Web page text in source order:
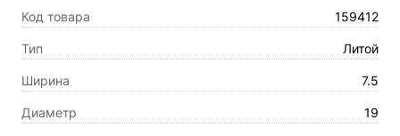
Код товара 159412
Тип Литой
Ширина 7.5
Диаметр 19